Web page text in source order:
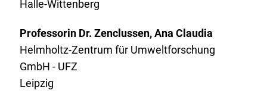
Halle-Wittenberg
Professorin Dr. Zenclussen, Ana Claudia
Helmholtz-Zentrum für Umweltforschung
GmbH - UFZ
Leipzig